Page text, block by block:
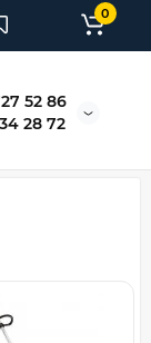
52 86
28 72
0